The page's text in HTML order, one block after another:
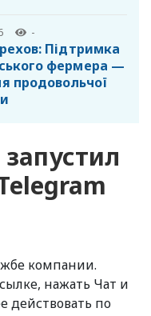
-
Підтримка
фермера —
продовольчої
компании.
нажать Чат и
действовать по